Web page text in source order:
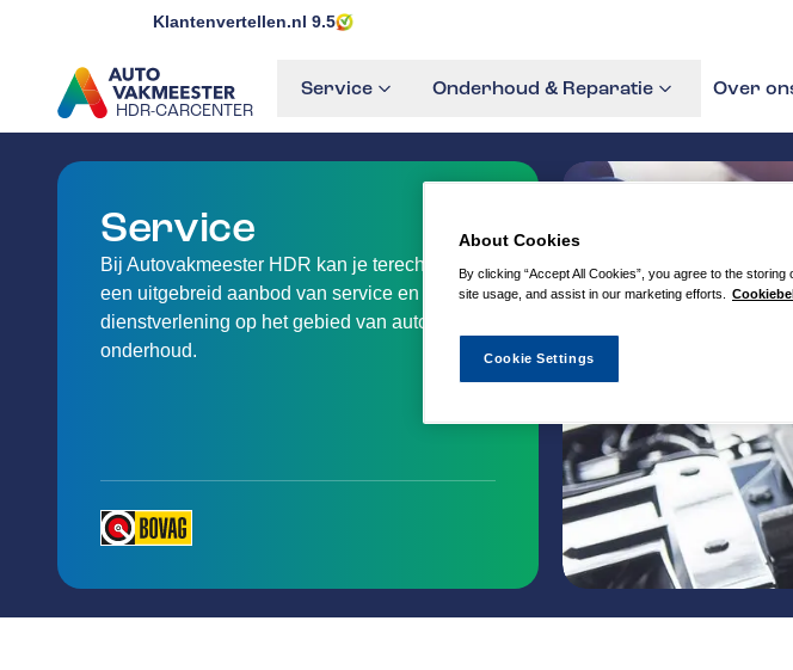
Klantenvertellen.nl 9.5
HDR-CARCENTER
GA NAAR DE HOMEPAGINA
Service Onderhoud & Reparatie Over
Service
Bij Autovakmeester HDR kan je terecht voor
een uitgebreid aanbod van service en
dienstverlening op het gebied van auto-
onderhoud.
About Cookies
By clicking “Accept All Cookies”, you agree to the
site usage, and assist in our marketing efforts.
Cookie Settings